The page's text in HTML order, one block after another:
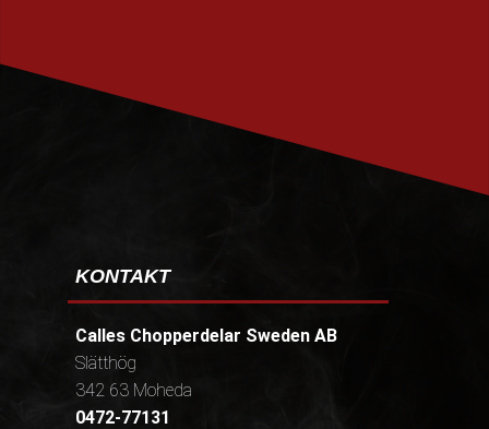
KONTAKT
Calles Chopperdelar Sweden AB
Slätthög
342 63 Moheda
0472-77131